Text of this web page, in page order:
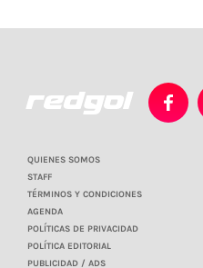
QUIENES SOMOS
STAFF
TÉRMINOS Y CONDICIONES
AGENDA
POLÍTICAS DE PRIVACIDAD
POLÍTICA EDITORIAL
PUBLICIDAD / ADS